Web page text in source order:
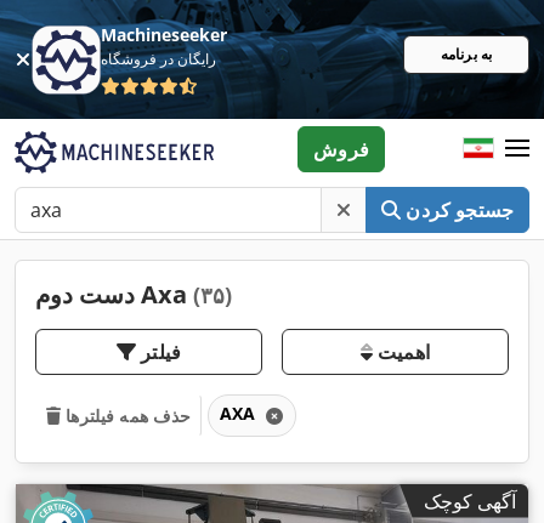
Machineseeker
رایگان در فروشگاه به برنامه
جستجو کردن
فروش
دست دوم Axa (۳۵)
فیلتر اهمیت
حذف همه فیلترها AXA
آگهی کوچک